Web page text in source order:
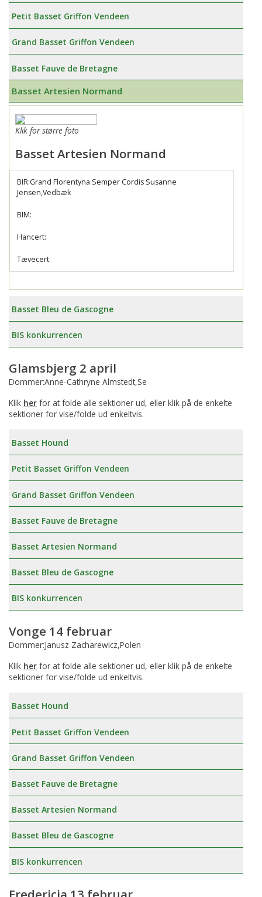
Petit Basset Griffon Vendeen
Grand Basset Griffon Vendeen
Basset Fauve de Bretagne
Basset Artesien Normand
Klik for større foto
Basset Artesien Normand
BIR:Grand Florentyna Semper Cordis Susanne
Jensen,Vedbæk
BIM:
Hancert:
Tævecert:
Basset Bleu de Gascogne
BIS konkurrencen
Glamsbjerg 2 april
Dommer:Anne-Cathryne Almstedt,Se
Klik her for at folde alle sektioner ud, eller klik på de enkelte
sektioner for vise/folde ud enkeltvis.
Basset Hound
Petit Basset Griffon Vendeen
Grand Basset Griffon Vendeen
Basset Fauve de Bretagne
Basset Artesien Normand
Basset Bleu de Gascogne
BIS konkurrencen
Vonge 14 februar
Dommer:Janusz Zacharewicz,Polen
Klik her for at folde alle sektioner ud, eller klik på de enkelte
sektioner for vise/folde ud enkeltvis.
Basset Hound
Petit Basset Griffon Vendeen
Grand Basset Griffon Vendeen
Basset Fauve de Bretagne
Basset Artesien Normand
Basset Bleu de Gascogne
BIS konkurrencen